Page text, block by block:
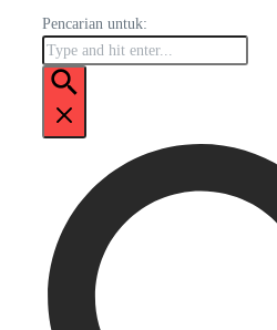
Pencarian untuk: